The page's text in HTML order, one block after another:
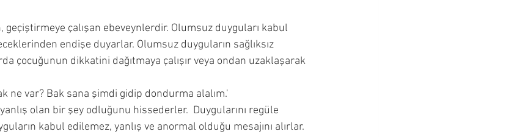
geçiştirmeye çalışan ebeveynlerdir. Olumsuz duyguları kabul
endişe duyarlar. Olumsuz duyguların sağlıksız
çocuğunun dikkatini dağıtmaya çalışır veya ondan uzaklaşarak
ne var? Bak sana şimdi gidip dondurma alalım.'
olan bir şey odluğunu hissederler.  Duygularını regüle
kabul edilemez, yanlış ve anormal olduğu mesajını alırlar.